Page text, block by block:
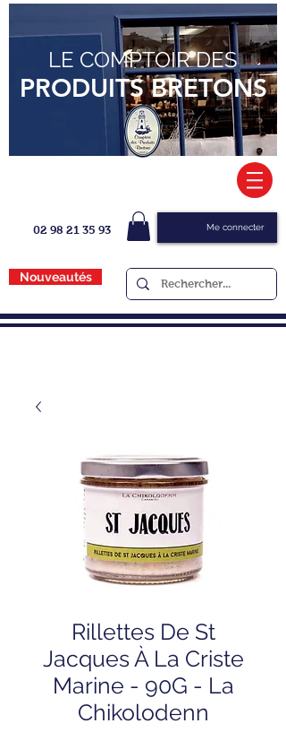
LE COMPTOIR DES
PRODUITS BRETONS
02 98 21 35 93 Me connecter
Nouveautés
Rillettes De St
Jacques À La Criste
Marine - 90G - La
Chikolodenn